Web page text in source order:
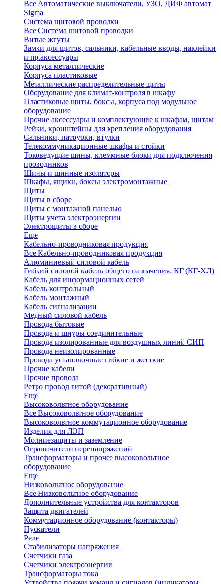
Все Автоматические выключатели, УЗО, ДИФ автомат
Sigma
Система щитовой проводки
Все Система щитовой проводки
Витые жгуты
Замки для щитов, сальники, кабельные вводы, наклейки
и пр.аксессуары
Корпуса металлические
Корпуса пластиковые
Металлические распределительные щиты
Оборудование для климат-контроля в шкафу
Пластиковые щиты, боксы, корпуса под модульное
оборудование
Прочие аксессуары и комплектующие к шкафам, щитам
Рейки, кронштейны для крепления оборудования
Сальники, патрубки, втулки
Телекоммуникационные шкафы и стойки
Токоведущие шины, клеммные блоки для подключения
проводников
Шины и шинные изоляторы
Шкафы, ящики, боксы электромонтажные
Щиты
Щиты в сборе
Щиты с монтажной панелью
Щиты учета электроэнергии
Электрощиты в сборе
Еще
Кабельно-проводниковая продукция
Все Кабельно-проводниковая продукция
Алюминиевый силовой кабель
Гибкий силовой кабель общего назначения: КГ (КГ-ХЛ)
Кабель для информационных сетей
Кабель контрольный
Кабель монтажный
Кабель сигнализации
Медный силовой кабель
Провода бытовые
Провода и шнуры соединительные
Провода изолированные для воздушных линий СИП
Провода неизолированные
Провода установочные гибкие и жесткие
Прочие кабели
Прочие провода
Ретро провод витой (декоративный)
Еще
Высоковольтное оборудование
Все Высоковольтное оборудование
Высоковольтное коммутационное оборудование
Изделия для ЛЭП
Молниезащиты и заземление
Ограничители перенапряжений
Трансформаторы и прочее высоковольтное
оборудование
Еще
Низковольтное оборудование
Все Низковольтное оборудование
Дополнительные устройства для контакторов
Защита двигателей
Коммутационное оборудование (контакторы)
Пускатели
Реле
Стабилизаторы напряжения
Счетчики газа
Счетчики электроэнергии
Трансформаторы тока
Устройства подачи команд и сигналов (индикаторы,